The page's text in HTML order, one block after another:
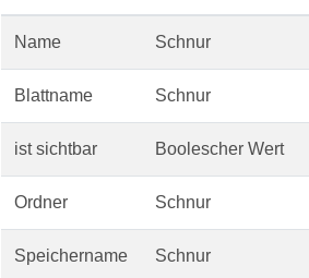
Name Schnur
Blattname Schnur
ist sichtbar Boolescher Wert
Ordner Schnur
Speichername Schnur